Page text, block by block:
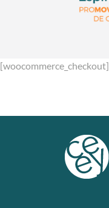
[woocommerce_checkout]